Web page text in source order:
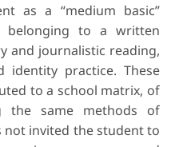
as a “medium basic”
belonging to a written
and journalistic reading,
identity practice. These
to a school matrix, of
the same methods of
not invited the student to